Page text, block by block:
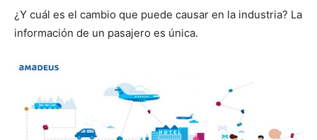
¿Y cuál es el cambio que puede causar en la industria? La
información de un pasajero es única.